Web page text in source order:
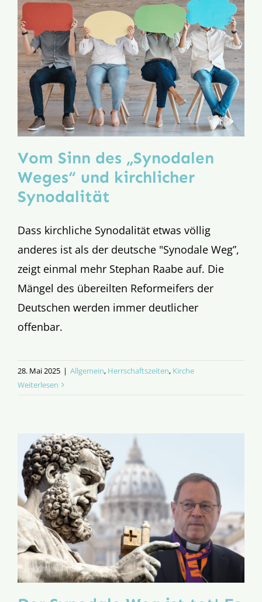
Vom Sinn des „Synodalen
Weges“ und kirchlicher
Synodalität
Dass kirchliche Synodalität etwas völlig
anderes ist als der deutsche "Synodale Weg”,
zeigt einmal mehr Stephan Raabe auf. Die
Mängel des übereilten Reformeifers der
Deutschen werden immer deutlicher
offenbar.
28. Mai 2025 | Allgemein, Herrschaftszeiten, Kirche
Weiterlesen